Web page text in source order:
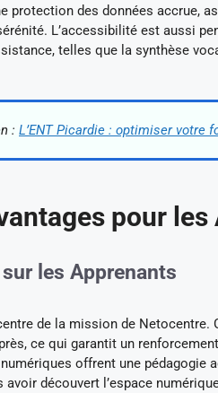
protection des données accrue,
L’accessibilité est aussi
telles que la synthèse
: L’ENT Picardie : optimiser votre
pour
les Apprenants
de la mission de
ce qui garantit un
offrent une pédagogie
avoir découvert l’espace